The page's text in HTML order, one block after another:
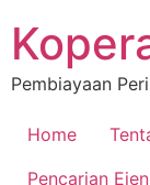
Pembiayaan
Home
Pencarian Ejen